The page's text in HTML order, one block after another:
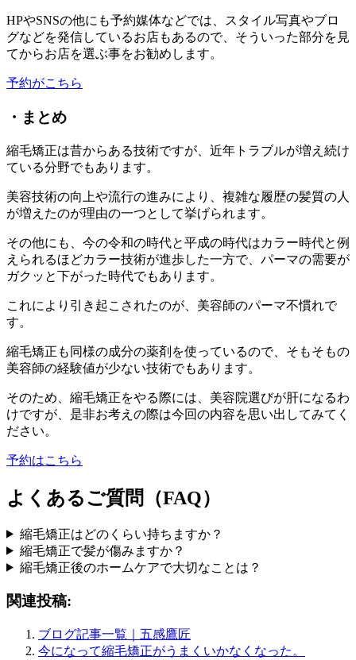
HPやSNSの他にも予約媒体などでは、スタイル写真やブロ
グなどを発信しているお店もあるので、そういった部分を見
てからお店を選ぶ事をお勧めします。
予約がこちら
・まとめ
縮毛矯正は昔からある技術ですが、近年トラブルが増え続け
ている分野でもあります。
美容技術の向上や流行の進みにより、複雑な履歴の髪質の人
が増えたのが理由の一つとして挙げられます。
その他にも、今の令和の時代と平成の時代はカラー時代と例
えられるほどカラー技術が進歩した一方で、パーマの需要が
ガクッと下がった時代でもあります。
これにより引き起こされたのが、美容師のパーマ不慣れで
す。
縮毛矯正も同様の成分の薬剤を使っているので、そもそもの
美容師の経験値が少ない技術でもあります。
そのため、縮毛矯正をやる際には、美容院選びが肝になるわ
けですが、是非お考えの際は今回の内容を思い出してみてく
ださい。
予約はこちら
よくあるご質問（FAQ）
縮毛矯正はどのくらい持ちますか？
縮毛矯正で髪が傷みますか？
縮毛矯正後のホームケアで大切なことは？
関連投稿:
ブログ記事一覧｜五感鷹匠
今になって縮毛矯正がうまくいかなくなった。